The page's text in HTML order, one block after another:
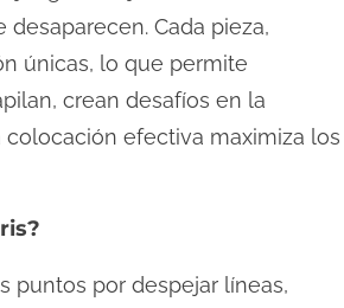
Cada pieza,
únicas, lo que permite
crean desafíos en la
efectiva maximiza los
puntos por despejar líneas,